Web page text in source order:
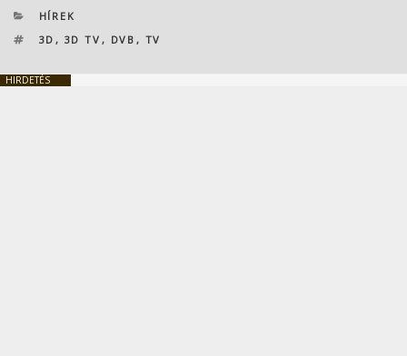
KATEGÓRIÁK
HÍREK
CÍMKÉK
3D , 3D TV , DVB , TV
HIRDETÉS